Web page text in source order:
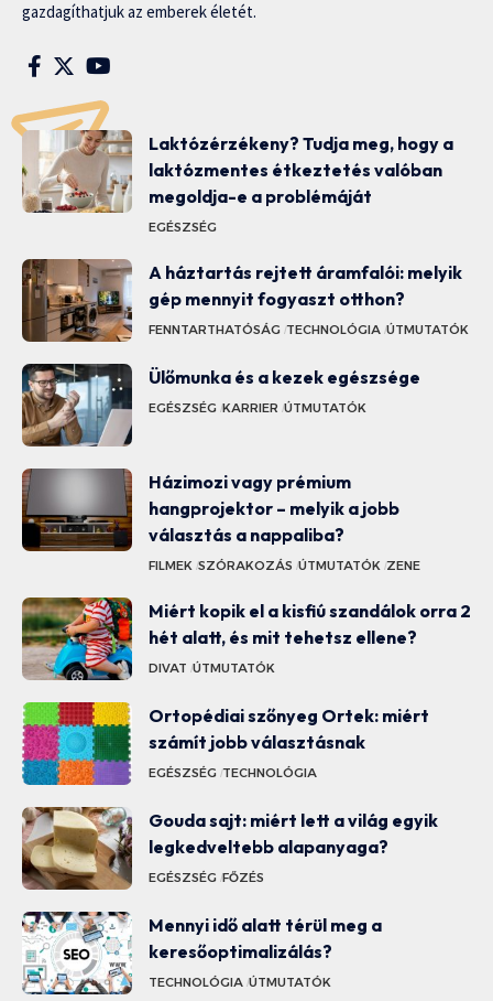
gazdagíthatjuk az emberek életét.
Laktózérzékeny? Tudja meg, hogy a
laktózmentes étkeztetés valóban
megoldja-e a problémáját
EGÉSZSÉG
A háztartás rejtett áramfalói: melyik
gép mennyit fogyaszt otthon?
FENNTARTHATÓSÁG TECHNOLÓGIA ÚTMUTATÓK
Ülőmunka és a kezek egészsége
EGÉSZSÉG KARRIER ÚTMUTATÓK
Házimozi vagy prémium
hangprojektor – melyik a jobb
választás a nappaliba?
FILMEK SZÓRAKOZÁS ÚTMUTATÓK ZENE
Miért kopik el a kisfiú szandálok orra 2
hét alatt, és mit tehetsz ellene?
DIVAT ÚTMUTATÓK
Ortopédiai szőnyeg Ortek: miért
számít jobb választásnak
EGÉSZSÉG TECHNOLÓGIA
Gouda sajt: miért lett a világ egyik
legkedveltebb alapanyaga?
EGÉSZSÉG FŐZÉS
Mennyi idő alatt térül meg a
keresőoptimalizálás?
TECHNOLÓGIA ÚTMUTATÓK